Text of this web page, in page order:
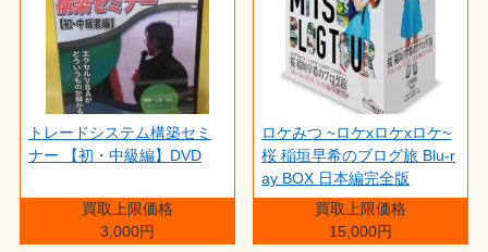
トレードシステム構築セミ
ナー 【初・中級編】DVD
買取上限価格
3,000円
ロケみつ ~ロケxロケxロケ~
桜 稲垣早希のブログ旅 Blu-r
ay BOX 日本編完全版
買取上限価格
15,000円